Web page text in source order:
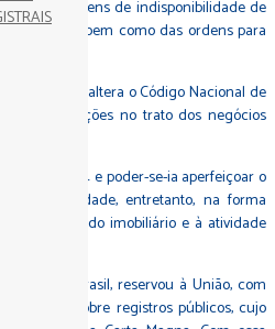
de ordens de indisponibilidade de
indistinto, bem como das ordens para
nacional e altera o Código Nacional de
inovações no trato dos negócios
39 de 25/7/14 e poder-se-ia aperfeiçoar o
entretanto, na forma
ao mercado imobiliário e à atividade
do Brasil, reservou à União, com
legislar sobre registros públicos, cujo